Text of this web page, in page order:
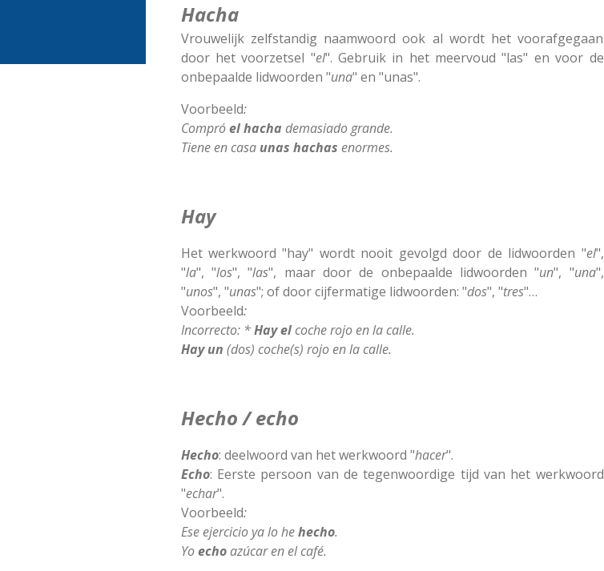
Hacha
Vrouwelijk zelfstandig naamwoord ook al wordt het voorafgegaan
door het voorzetsel "el". Gebruik in het meervoud "las" en voor de
onbepaalde lidwoorden "una" en "unas".
Voorbeeld:
Compróel hacha demasiado grande.
Tiene en casa unas hachas enormes.
Hay
Het werkwoord "hay" wordt nooit gevolgd door de lidwoorden "el",
"la", "los", "las", maar door de onbepaalde lidwoorden "un", "una",
"unos", "unas"; of door cijfermatige lidwoorden: "dos", "tres"…
Voorbeeld:
Incorrecto: *Hay elcoche rojo en la calle.
Hay un (dos) coche(s) rojo en la calle.
Hecho / echo
Hecho: deelwoord van het werkwoord "hacer".
Echo: Eerste persoon van de tegenwoordige tijd van het werkwoord
"echar".
Voorbeeld:
Ese ejercicio ya lo hehecho.
Yoechoazúcar en el café.